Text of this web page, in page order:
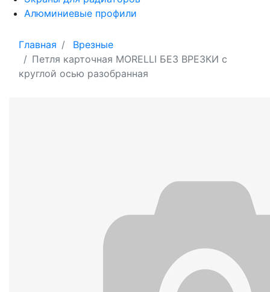
Алюминиевые профили
Главная
Врезные
Петля карточная MORELLI БЕЗ ВРЕЗКИ с
круглой осью разобранная